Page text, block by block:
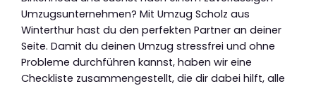
Umzugsunternehmen? Mit Umzug Scholz aus
Winterthur hast du den perfekten Partner an deiner
Seite. Damit du deinen Umzug stressfrei und ohne
Probleme durchführen kannst, haben wir eine
Checkliste zusammengestellt, die dir dabei hilft, alle